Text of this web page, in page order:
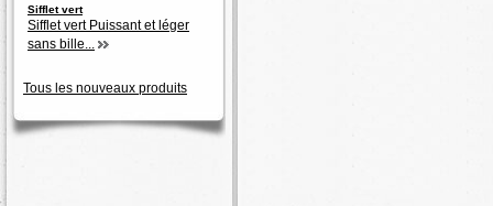
Sifflet vert
Sifflet vert Puissant et léger
sans bille...
Tous les nouveaux produits